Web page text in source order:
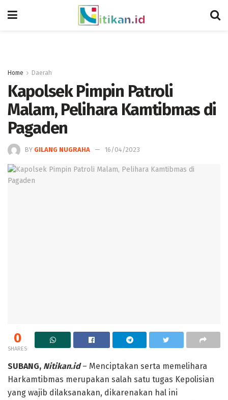
Home Daerah
Kapolsek Pimpin Patroli
Malam, Pelihara Kamtibmas di
Pagaden
BY GILANG NUGRAHA 16/04/2023
0
SHARES
SUBANG, Nitikan.id– Menciptakan serta memelihara
Harkamtibmas merupakan salah satu tugas Kepolisian
yang wajib dilaksanakan, dikarenakan hal ini